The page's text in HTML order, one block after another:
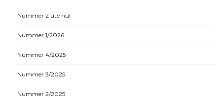
Nummer 2 ute nu!
Nummer 1/2026
Nummer 4/2025
Nummer 3/2025
Nummer 2/2025